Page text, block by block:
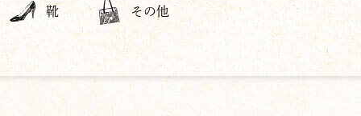
靴 その他